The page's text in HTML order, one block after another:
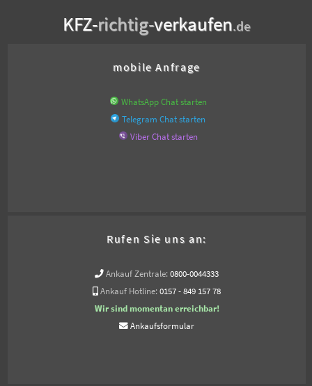
KFZ-richtig-verkaufen.de
mobile Anfrage
WhatsApp Chat starten
Telegram Chat starten
Viber Chat starten
Rufen Sie uns an:
Ankauf Zentrale: 0800-0044333
Ankauf Hotline: 0157 - 849 157 78
Wir sind momentan erreichbar!
Ankaufsformular